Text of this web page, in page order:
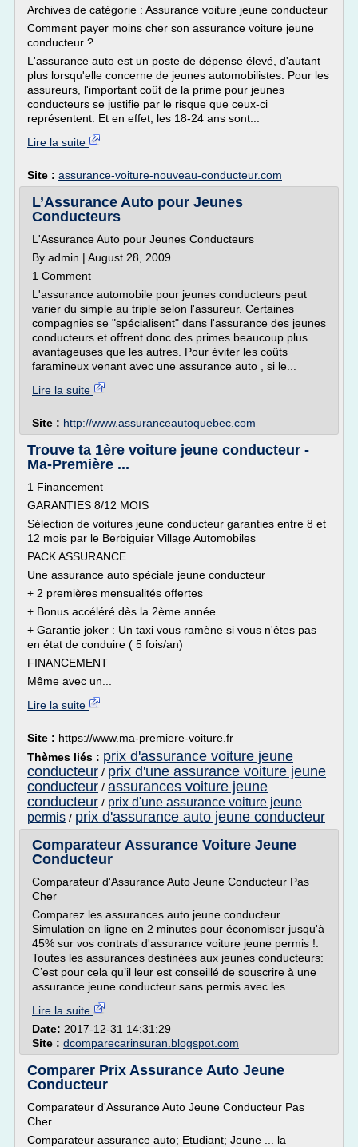
Archives de catégorie : Assurance voiture jeune conducteur
Comment payer moins cher son assurance voiture jeune
conducteur ?
L'assurance auto est un poste de dépense élevé, d'autant
plus lorsqu'elle concerne de jeunes automobilistes. Pour les
assureurs, l'important coût de la prime pour jeunes
conducteurs se justifie par le risque que ceux-ci
représentent. Et en effet, les 18-24 ans sont...
Lire la suite
Site : assurance-voiture-nouveau-conducteur.com
L’Assurance Auto pour Jeunes
Conducteurs
L'Assurance Auto pour Jeunes Conducteurs
By admin | August 28, 2009
1 Comment
L'assurance automobile pour jeunes conducteurs peut
varier du simple au triple selon l'assureur. Certaines
compagnies se "spécialisent" dans l'assurance des jeunes
conducteurs et offrent donc des primes beaucoup plus
avantageuses que les autres. Pour éviter les coûts
faramineux venant avec une assurance auto , si le...
Lire la suite
Site : http://www.assuranceautoquebec.com
Trouve ta 1ère voiture jeune conducteur -
Ma-Première ...
1 Financement
GARANTIES 8/12 MOIS
Sélection de voitures jeune conducteur garanties entre 8 et
12 mois par le Berbiguier Village Automobiles
PACK ASSURANCE
Une assurance auto spéciale jeune conducteur
+ 2 premières mensualités offertes
+ Bonus accéléré dès la 2ème année
+ Garantie joker : Un taxi vous ramène si vous n'êtes pas
en état de conduire ( 5 fois/an)
FINANCEMENT
Même avec un...
Lire la suite
Site : https://www.ma-premiere-voiture.fr
Thèmes liés : prix d'assurance voiture jeune
conducteur / prix d'une assurance voiture jeune
conducteur / assurances voiture jeune
conducteur / prix d'une assurance voiture jeune
permis / prix d'assurance auto jeune conducteur
Comparateur Assurance Voiture Jeune
Conducteur
Comparateur d'Assurance Auto Jeune Conducteur Pas
Cher
Comparez les assurances auto jeune conducteur.
Simulation en ligne en 2 minutes pour économiser jusqu'à
45% sur vos contrats d'assurance voiture jeune permis !.
Toutes les assurances destinées aux jeunes conducteurs:
C’est pour cela qu’il leur est conseillé de souscrire à une
assurance jeune conducteur sans permis avec les ......
Lire la suite
Date: 2017-12-31 14:31:29
Site : dcomparecarinsuran.blogspot.com
Comparer Prix Assurance Auto Jeune
Conducteur
Comparateur d'Assurance Auto Jeune Conducteur Pas
Cher
Comparateur assurance auto; Etudiant; Jeune ... la